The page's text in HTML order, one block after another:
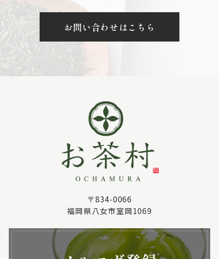
お問い合わせはこちら
〒834-0066
福岡県八女市室岡1069